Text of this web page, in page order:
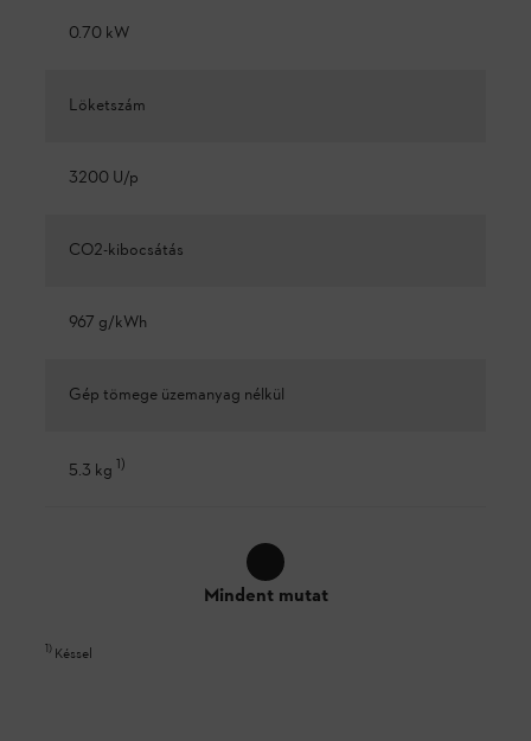
0.70 kW
Löketszám
3200 U/p
CO2-kibocsátás
967 g/kWh
Gép tömege üzemanyag nélkül
5.3 kg 1)
Mindent mutat
1) Késsel